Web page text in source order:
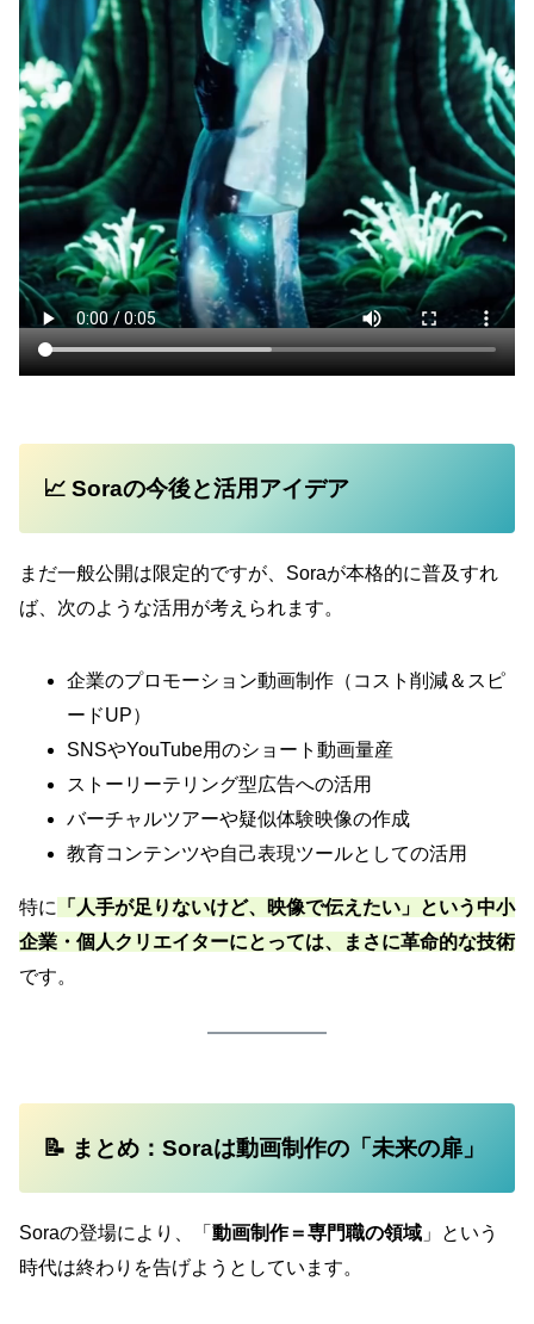
📈 Soraの今後と活用アイデア
まだ一般公開は限定的ですが、Soraが本格的に普及すれ
ば、次のような活用が考えられます。
企業のプロモーション動画制作（コスト削減＆スピ
ードUP）
SNSやYouTube用のショート動画量産
ストーリーテリング型広告への活用
バーチャルツアーや疑似体験映像の作成
教育コンテンツや自己表現ツールとしての活用
特に
「人手が足りないけど、映像で伝えたい」という中小
企業・個人クリエイターにとっては、まさに革命的な技術
です。
📝 まとめ：Soraは動画制作の「未来の扉」
Soraの登場により、「 動画制作＝専門職の領域 」という
時代は終わりを告げようとしています。